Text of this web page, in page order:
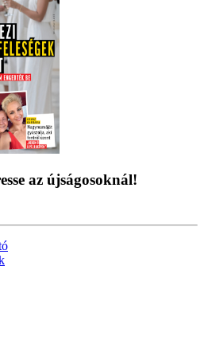
az újságosoknál!